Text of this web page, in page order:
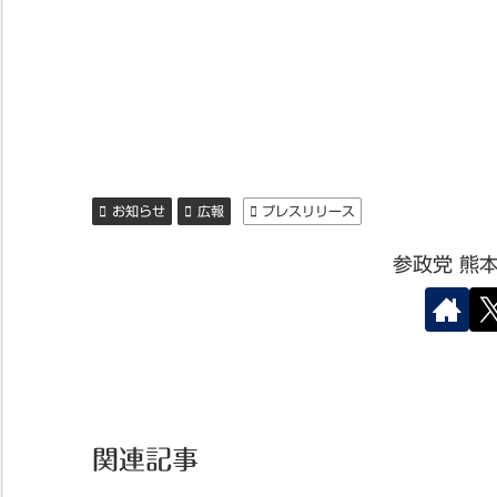
お知らせ 広報 プレスリリース
参政党 熊
関連記事